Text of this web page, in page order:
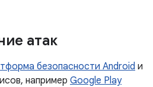
атак
безопасности Android и
например Google Play